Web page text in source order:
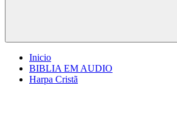
Inicio
BIBLIA EM AUDIO
Harpa Cristã